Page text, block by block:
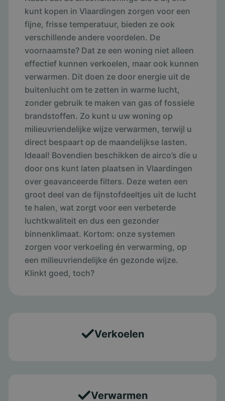
kunt kopen in Vlaardingen zorgen voor een
fijne, frisse temperatuur, bieden ze ook
verschillende andere voordelen. De
voornaamste? Dat ze een woning niet alleen
effectief kunnen verkoelen, maar ook kunnen
verwarmen. Dit doen ze door energie uit de
buitenlucht om te zetten in warme lucht,
zonder gebruik te maken van gas of fossiele
brandstoffen. Zo kunt u uw woning op
milieuvriendelijke wijze verwarmen, terwijl u
direct bespaart op de maandelijkse lasten.
Ideaal! Bovendien beschikken de airco’s die u
door ons kunt laten plaatsen in Vlaardingen
over geavanceerde filters. Deze weten een
groot deel van de fijnstofdeeltjes uit de lucht
te halen, wat zorgt voor een verbeterde
luchtkwaliteit en dus een gezonder
binnenklimaat. Kortom: onze systemen
zorgen voor verkoeling én verwarming, op
een milieuvriendelijke én gezonde wijze.
Klinkt goed, toch?
Verkoelen
Verwarmen